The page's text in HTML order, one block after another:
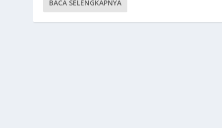
BACA SELENGKAPNYA